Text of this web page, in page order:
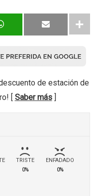
de estación de
[ Saber más]
TRISTE
0%
ENFADADO
0%